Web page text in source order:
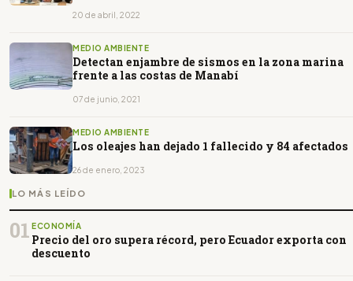
20 de abril, 2022
MEDIO AMBIENTE
Detectan enjambre de sismos en la zona marina
frente a las costas de Manabí
07 de junio, 2021
MEDIO AMBIENTE
Los oleajes han dejado 1 fallecido y 84 afectados
26 de enero, 2023
LO MÁS LEÍDO
01 ECONOMÍA
Precio del oro supera récord, pero Ecuador exporta con
descuento